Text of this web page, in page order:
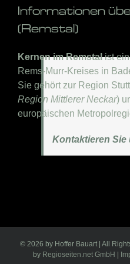
Informationen
(Remstal)
Kernen im Remstalist
Rems-Murr-Kreises in
Sie gehört zur Region
Region Mittlerer Neckar)
europäischen
Kontaktieren Sie
© 2026 by Hoffer Bauart | All
by Regioseiten.net GmbH |